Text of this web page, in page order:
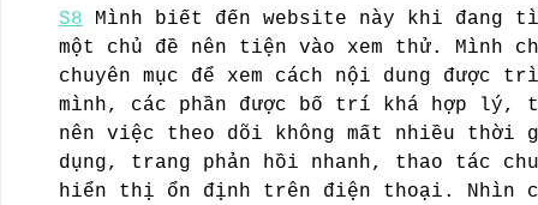
S8 Mình biết đến website này khi đang
một chủ đề nên tiện vào xem thử. Mình
chuyên mục để xem cách nội dung được
mình, các phần được bố trí khá hợp
nên việc theo dõi không mất nhiều
dụng, trang phản hồi nhanh, thao tác
hiển thị ổn định trên điện thoại. Nhìn